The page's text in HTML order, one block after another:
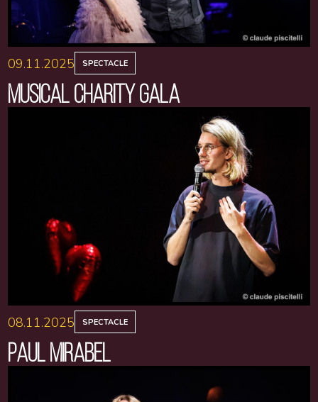
09.11.2025 SPECTACLE
MUSICAL CHARITY GALA
08.11.2025 SPECTACLE
PAUL MIRABEL